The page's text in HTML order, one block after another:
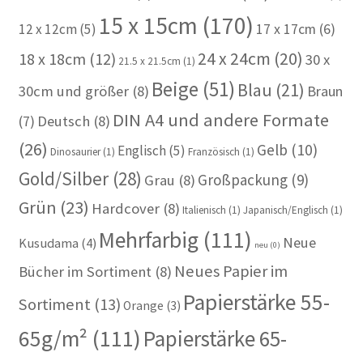
12 x 12cm (5) 15 x 15cm (170) 17 x 17cm (6)
18 x 18cm (12) 21.5 x 21.5cm (1) 24 x 24cm (20) 30 x
30cm und größer(8) Beige (51) Blau (21) Braun
(7) Deutsch (8) DIN A4 und andere Formate
(26) Dinosaurier(1) Englisch (5) Französisch (1) Gelb (10)
Gold/Silber(28) Grau (8) Großpackung(9)
Grün (23) Hardcover(8) Italienisch (1) Japanisch/Englisch (1)
Kusudama (4) Mehrfarbig(111) neu (0) Neue
Bücher im Sortiment (8) Neues Papier im
Sortiment(13) Orange (3) Papierstärke 55-
65g/m² (111) Papierstärke 65-